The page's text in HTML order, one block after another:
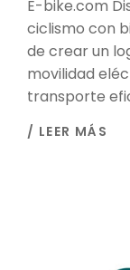
E-bike.com
ciclismo con
de crear un
movilidad
transporte
/ LEER MÁS